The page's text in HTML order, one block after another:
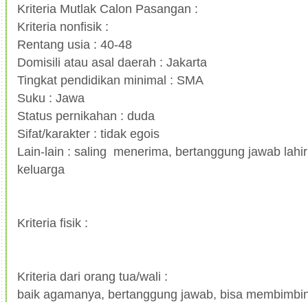
Kriteria Mutlak Calon Pasangan :
Kriteria nonfisik :
Rentang usia : 40-48
Domisili atau asal daerah : Jakarta
Tingkat pendidikan minimal : SMA
Suku : Jawa
Status pernikahan : duda
Sifat/karakter : tidak egois
Lain-lain : saling menerima, bertanggung jawab
keluarga
Kriteria fisik :
Kriteria dari orang tua/wali :
baik agamanya, bertanggung jawab, bisa